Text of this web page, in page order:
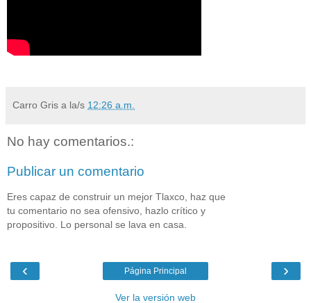
Carro Gris a la/s 12:26 a.m.
No hay comentarios.:
Publicar un comentario
Eres capaz de construir un mejor Tlaxco, haz que
tu comentario no sea ofensivo, hazlo crítico y
propositivo. Lo personal se lava en casa.
‹ ›
Página Principal
Ver la versión web